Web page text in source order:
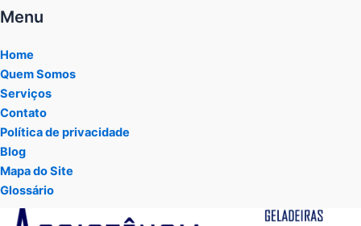
Menu
Home
Quem Somos
Serviços
Contato
Política de privacidade
Blog
Mapa do Site
Glossário
Tocador